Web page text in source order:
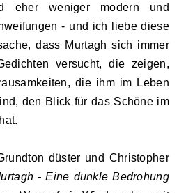
eher weniger modern und
- und ich liebe diese
dass Murtagh sich immer
versucht, die zeigen,
die ihm im Leben
den Blick für das Schöne im
düster und Christopher
- Eine dunkle Bedrohung